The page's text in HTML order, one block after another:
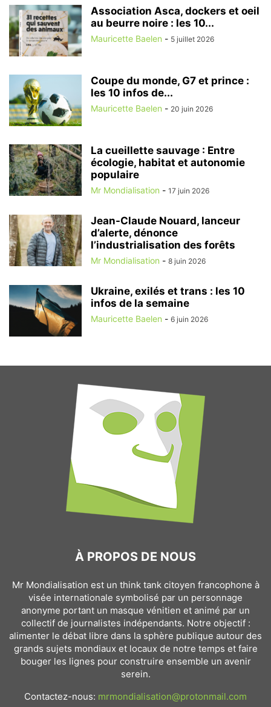
Association Asca, dockers et oeil
au beurre noire : les 10...
Mauricette Baelen - 5 juillet 2026
Coupe du monde, G7 et prince :
les 10 infos de...
Mauricette Baelen - 20 juin 2026
La cueillette sauvage : Entre
écologie, habitat et autonomie
populaire
Mr Mondialisation - 17 juin 2026
Jean-Claude Nouard, lanceur
d’alerte, dénonce
l’industrialisation des forêts
Mr Mondialisation - 8 juin 2026
Ukraine, exilés et trans : les 10
infos de la semaine
Mauricette Baelen - 6 juin 2026
À PROPOS DE NOUS
Mr Mondialisation est un think tank citoyen francophone à
visée internationale symbolisé par un personnage
anonyme portant un masque vénitien et animé par un
collectif de journalistes indépendants. Notre objectif :
alimenter le débat libre dans la sphère publique autour des
grands sujets mondiaux et locaux de notre temps et faire
bouger les lignes pour construire ensemble un avenir
serein.
Contactez-nous: mrmondialisation@protonmail.com